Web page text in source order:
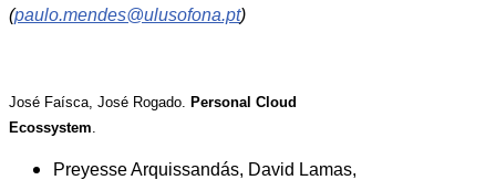
(paulo.mendes@ulusofona.pt)
José Faísca, José Rogado.
Personal Cloud
Ecossystem
Preyesse Arquissandás, David Lamas,